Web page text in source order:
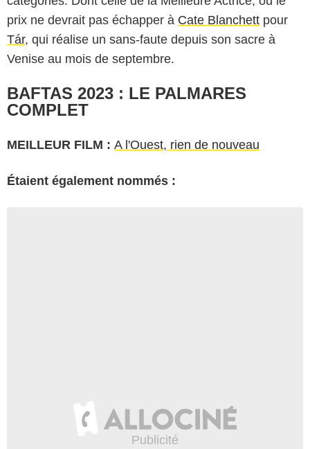
prix ne devrait pas échapper à Cate Blanchett pour
Tár, qui réalise un sans-faute depuis son sacre à
Venise au mois de septembre.
BAFTAS 2023 : LE PALMARES
COMPLET
MEILLEUR FILM : A l'Ouest, rien de nouveau
Étaient également nommés :